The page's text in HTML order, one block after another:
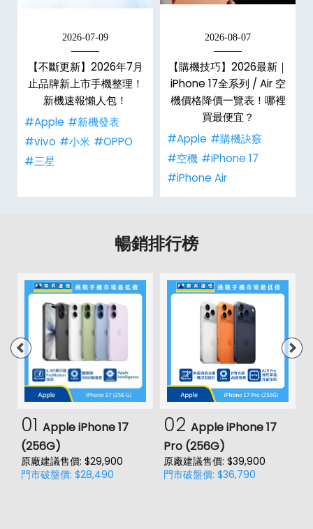
2026-07-09
【不斷更新】2026年7月
止品牌新上市手機整理！
新機速報懶人包！
#Apple #新機發表
#vivo #小米 #OPPO
#三星
2026-08-07
【購機技巧】2026最新｜
iPhone 17全系列 / Air 空
機價格降價一覽表！哪裡
買最便宜？
#Apple #購機訣竅
#空機 #iPhone 17
#iPhone Air
暢銷排行榜
01 Apple iPhone 17
(256G)
原廠建議售價: $29,900
門市破盤價: $28,490
02 Apple iPhone 17
Pro (256G)
原廠建議售價: $39,900
門市破盤價: $36,790